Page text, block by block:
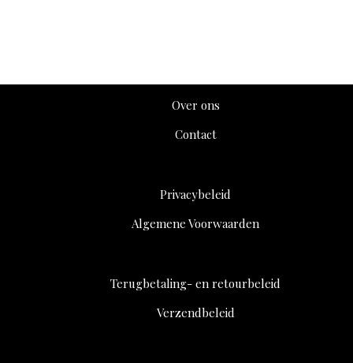
Over ons
Contact
Privacybeleid
Algemene Voorwaarden
Terugbetaling- en retourbeleid
Verzendbeleid